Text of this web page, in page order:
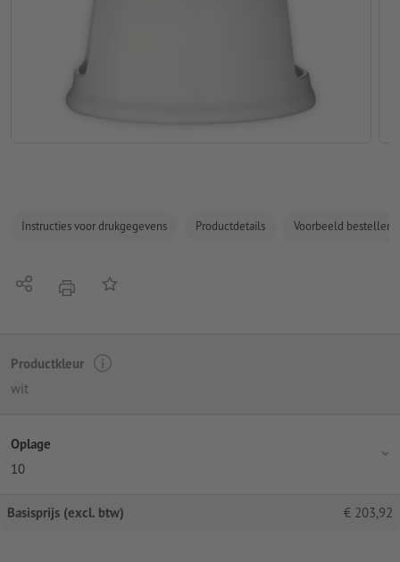
Instructies voor drukgegevens Productdetails Voorbeeld bestellen
Delen afdrukkenOp de lijst
Productkleur
wit
Oplage
10
Basisprijs (excl. btw) € 203,92